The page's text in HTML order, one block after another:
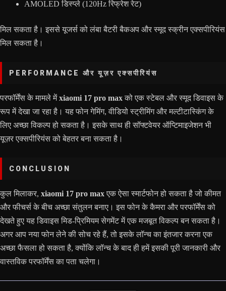
AMOLED डिस्प्ले (120Hz रिफ्रेश रेट)
मिल सकता है। इससे यूजर्स को लंबा बैटरी बैकअप और स्मूद स्क्रीन एक्सपीरियंस
मिल सकता है।
PERFORMANCE और यूज़र एक्सपीरियंस
परफॉर्मेंस के मामले मेंxiaomi 17 pro maxको एक स्टेबल और स्मूद डिवाइस के
रूप में देखा जा रहा है। यह फोन गेमिंग, वीडियो स्ट्रीमिंग और मल्टीटास्किंग के
लिए अच्छा विकल्प हो सकता है। इसके साथ ही सॉफ्टवेयर ऑप्टिमाइजेशन भी
यूज़र एक्सपीरियंस को बेहतर बना सकता है।
CONCLUSION
कुल मिलाकर, xiaomi 17 pro maxएक ऐसा स्मार्टफोन हो सकता है जो कीमत
और फीचर्स के बीच अच्छा संतुलन बनाए। इस फोन के कैमरा और परफॉर्मेंस को
देखते हुए यह डिवाइस मिड-प्रिमियम सेगमेंट में एक मजबूत विकल्प बन सकता है।
अगर आप नया फोन लेने की सोच रहे हैं, तो इसके लॉन्च का इंतजार करना एक
अच्छा फैसला हो सकता है, क्योंकि लॉन्च के बाद ही हमें इसकी पूरी जानकारी और
वास्तविक परफॉर्मेंस का पता चलेगा।